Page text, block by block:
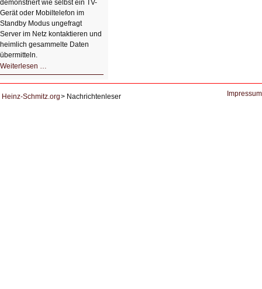
demonstriert wie selbst ein TV-
Gerät oder Mobiltelefon im
Standby Modus ungefragt
Server im Netz kontaktieren und
heimlich gesammelte Daten
übermitteln.
Weiterlesen …
DNS
Heinz-Schmitz.org
Nachrichtenleser Impressum